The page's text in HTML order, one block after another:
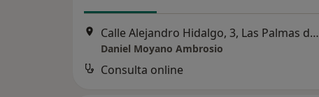
Calle Alejandro Hidalgo, 3, Las Palmas de Gran Canaria
Daniel Moyano Ambrosio
Consulta online